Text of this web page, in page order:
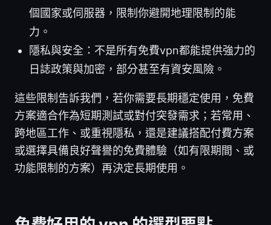
個國家或伺服器，限制你避開地理限制的能
力。
隱私與安全：不是所有免費vpn都能提供強力的
日誌政策與加密，部分甚至有資安風險。
這些限制告訴我們，若你需要長期穩定使用，免費
方案適合作為短期測試或對付突發需求；若常用、
跨地區工作、或重視隱私，還是建議搭配付費方案
或選擇具備良好聲譽的免費體驗（如有限期間、或
功能限制的方案）再決定長期使用。